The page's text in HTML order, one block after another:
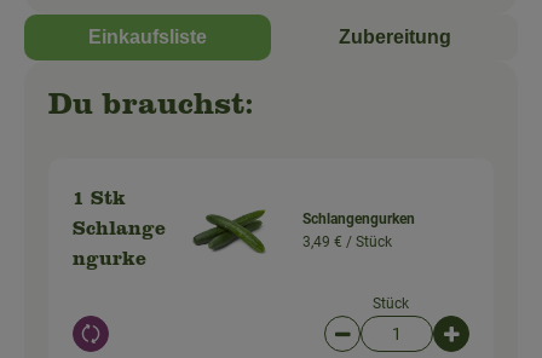
Einkaufsliste Zubereitung
Du brauchst:
1 Stk
Schlange
ngurke
Auswahl ändern
Schlangengurken
3,49 € / Stück
Stück
Artikelanzahl